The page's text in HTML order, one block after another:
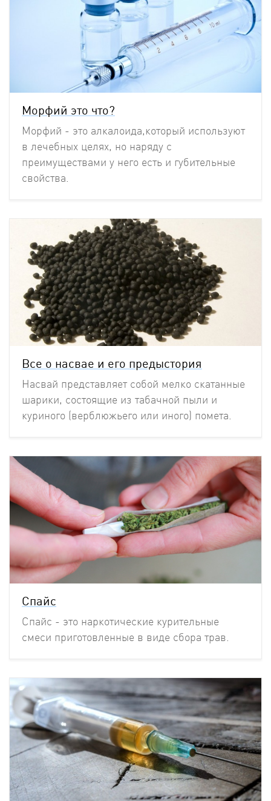
Морфий это что?
Морфий - это алкалоида,который используют
в лечебных целях, но наряду с
преимуществами у него есть и губительные
свойства.
Все о насвае и его предыстория
Насвай представляет собой мелко скатанные
шарики, состоящие из табачной пыли и
куриного (верблюжьего или иного) помета.
Спайс
Спайс - это наркотические курительные
смеси приготовленные в виде сбора трав.